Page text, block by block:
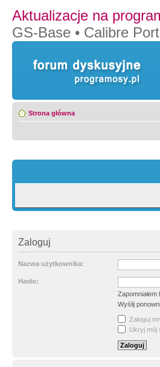
Aktualizacje na
GS-Base • Calibre
Strona główna
Zaloguj
Nazwa użytkownika:
Hasło:
Zapomniałem
Wyślij
Zaloguj
Ukryj mój